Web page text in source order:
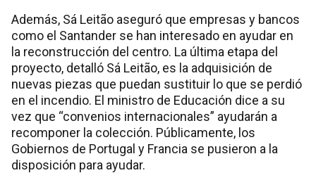
Además, Sá Leitão aseguró que empresas y bancos
como el Santander se han interesado en ayudar en
la reconstrucción del centro. La última etapa del
proyecto, detalló Sá Leitão, es la adquisición de
nuevas piezas que puedan sustituir lo que se perdió
en el incendio. El ministro de Educación dice a su
vez que “convenios internacionales” ayudarán a
recomponer la colección. Públicamente, los
Gobiernos de Portugal y Francia se pusieron a la
disposición para ayudar.